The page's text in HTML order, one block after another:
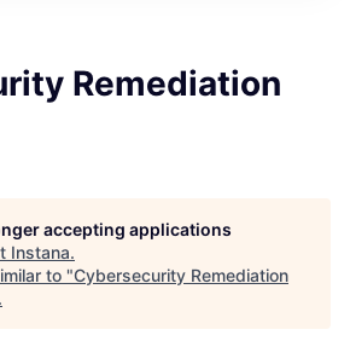
Remediation
accepting applications
Instana.
to "Cybersecurity Remediation
.